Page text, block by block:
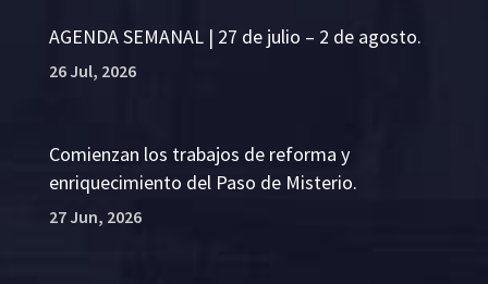
AGENDA SEMANAL | 27 de julio – 2 de agosto.
26 Jul, 2026
Comienzan los trabajos de reforma y
enriquecimiento del Paso de Misterio.
27 Jun, 2026